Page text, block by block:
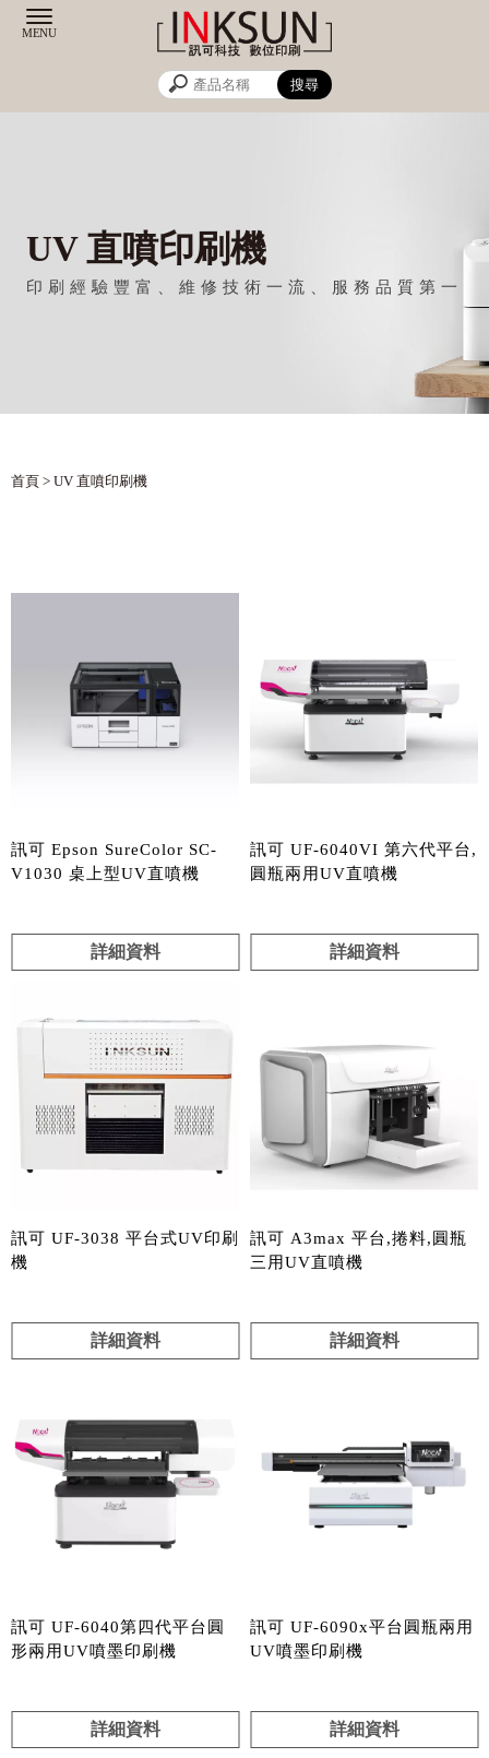
UV 直噴印刷機
首頁 > UV 直噴印刷機
訊可 Epson SureColor SC-
V1030 桌上型UV直噴機
詳細資料
訊可 UF-6040VI 第六代平台,
圓瓶兩用UV直噴機
詳細資料
訊可 UF-3038 平台式UV印刷
機
詳細資料
訊可 A3max 平台,捲料,圓瓶
三用UV直噴機
詳細資料
訊可 UF-6040第四代平台圓
形兩用UV噴墨印刷機
詳細資料
訊可 UF-6090x平台圓瓶兩用
UV噴墨印刷機
詳細資料